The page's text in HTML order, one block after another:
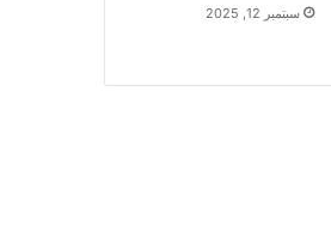
سبتمبر 12, 2025